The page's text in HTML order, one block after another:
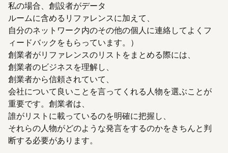
私の場合、創設者がデータ
ルームに含めるリファレンスに加えて、
自分のネットワーク内のその他の個人に連絡してよくフ
ィードバックをもらっています。）
創業者がリファレンスのリストをまとめる際には、
創業者のビジネスを理解し、
創業者から信頼されていて、
会社について良いことを言ってくれる人物を選ぶことが
重要です。創業者は、
誰がリストに載っているのを明確に把握し、
それらの人物がどのような発言をするのかをきちんと判
断する必要があります。